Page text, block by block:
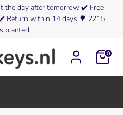
the day after tomorrow ✔️ Free
Return within 14 days 🌳 2215
planted!
0